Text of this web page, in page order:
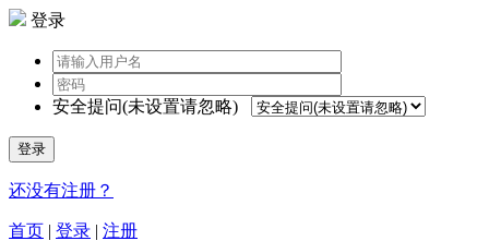
登录
安全提问(未设置请忽略)
登录
还没有注册？
首页 | 登录 | 注册